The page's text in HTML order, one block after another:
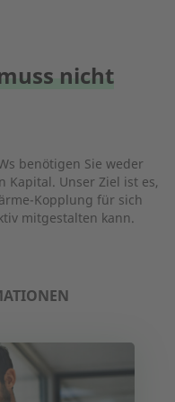
nicht
benötigen Sie weder
Kapital. Unser Ziel ist es,
Kopplung für sich
mitgestalten kann.